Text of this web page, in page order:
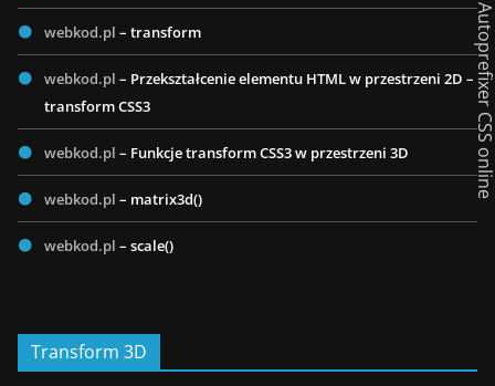
webkod.pl – transform
webkod.pl – Przekształcenie elementu HTML w przestrzeni 2D –
transform CSS3
webkod.pl – Funkcje transform CSS3 w przestrzeni 3D
webkod.pl – matrix3d()
webkod.pl – scale()
Transform 3D